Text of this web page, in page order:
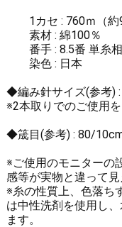
1カセ : 760ｍ（約
素材 : 綿100％
番手 : 8.5番 単糸相
染色 : 日本
◆編み針サイズ(参考)
※2本取りでのご使
◆筬目(参考) : 80/
※ご使用のモニターの
感等が実物と違って見
※糸の性質上、色落ち
は中性洗剤を使用し
ます。